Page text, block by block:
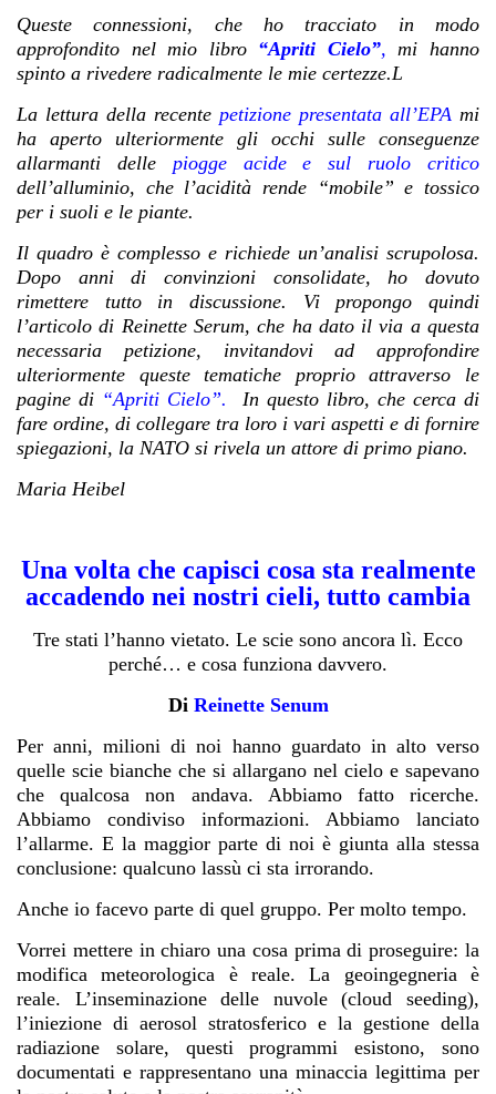
Queste connessioni, che ho tracciato in modo
approfondito nel mio libro “Apriti Cielo”, mi hanno
spinto a rivedere radicalmente le mie certezze.L
La lettura della recente petizione presentata all’EPA mi
ha aperto ulteriormente gli occhi sulle conseguenze
allarmanti delle piogge acide e sul ruolo critico
dell’alluminio, che l’acidità rende “mobile” e tossico
per i suoli e le piante.
Il quadro è complesso e richiede un’analisi scrupolosa.
Dopo anni di convinzioni consolidate, ho dovuto
rimettere tutto in discussione. Vi propongo quindi
l’articolo di Reinette Serum, che ha dato il via a questa
necessaria petizione, invitandovi ad approfondire
ulteriormente queste tematiche proprio attraverso le
pagine di “Apriti Cielo”.
In questo libro, che cerca di
fare ordine, di collegare tra loro i vari aspetti e di fornire
spiegazioni, la NATO si rivela un attore di primo piano.
Maria Heibel
Una volta che capisci cosa sta realmente
accadendo nei nostri cieli, tutto cambia
Tre stati l’hanno vietato. Le scie sono ancora lì. Ecco
perché… e cosa funziona davvero.
Di Reinette Senum
Per anni, milioni di noi hanno guardato in alto verso
quelle scie bianche che si allargano nel cielo e sapevano
che qualcosa non andava. Abbiamo fatto ricerche.
Abbiamo condiviso informazioni. Abbiamo lanciato
l’allarme. E la maggior parte di noi è giunta alla stessa
conclusione: qualcuno lassù ci sta irrorando.
Anche io facevo parte di quel gruppo. Per molto tempo.
Vorrei mettere in chiaro una cosa prima di proseguire: la
modifica meteorologica è reale. La geoingegneria è
reale. L’inseminazione delle nuvole (cloud seeding),
l’iniezione di aerosol stratosferico e la gestione della
radiazione solare, questi programmi esistono, sono
documentati e rappresentano una minaccia legittima per